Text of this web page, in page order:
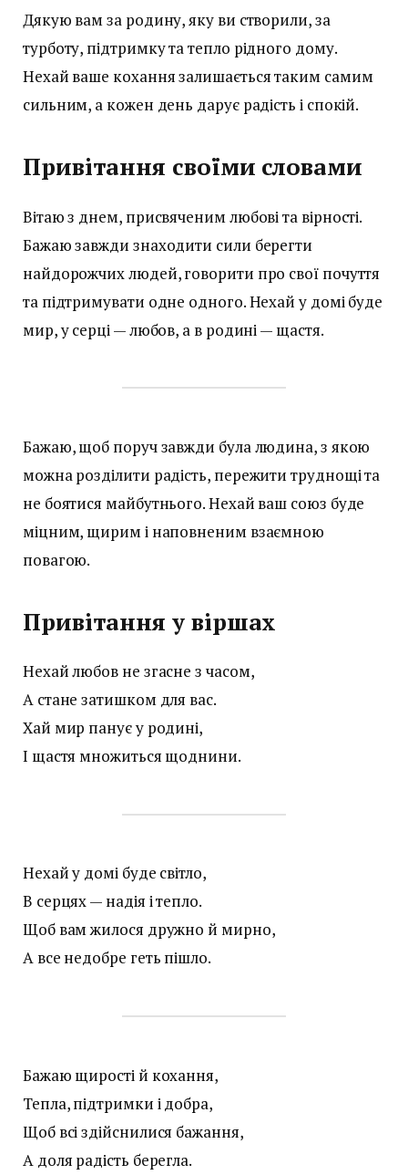
Дякую вам за родину, яку ви створили, за
турботу, підтримку та тепло рідного дому.
Нехай ваше кохання залишається таким самим
сильним, а кожен день дарує радість і спокій.
Привітання своїми словами
Вітаю з днем, присвяченим любові та вірності.
Бажаю завжди знаходити сили берегти
найдорожчих людей, говорити про свої почуття
та підтримувати одне одного. Нехай у домі буде
мир, у серці — любов, а в родині — щастя.
Бажаю, щоб поруч завжди була людина, з якою
можна розділити радість, пережити труднощі та
не боятися майбутнього. Нехай ваш союз буде
міцним, щирим і наповненим взаємною
повагою.
Привітання у віршах
Нехай любов не згасне з часом,
А стане затишком для вас.
Хай мир панує у родині,
І щастя множиться щоднини.
Нехай у домі буде світло,
В серцях — надія і тепло.
Щоб вам жилося дружно й мирно,
А все недобре геть пішло.
Бажаю щирості й кохання,
Тепла, підтримки і добра,
Щоб всі здійснилися бажання,
А доля радість берегла.